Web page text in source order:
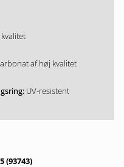
af høj kvalitet
UV-resistent
(93743)